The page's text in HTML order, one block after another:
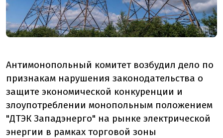
Антимонопольный комитет возбудил дело по
признакам нарушения законодательства о
защите экономической конкуренции и
злоупотреблении монопольным положением
"ДТЭК Западэнерго" на рынке электрической
энергии в рамках торговой зоны